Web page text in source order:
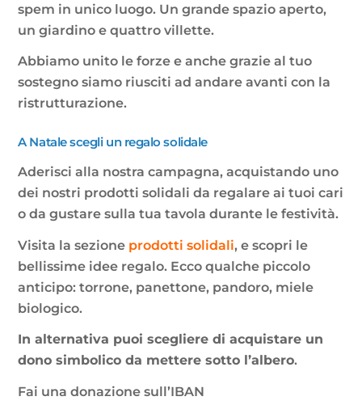
spem in unico luogo. Un grande spazio aperto,
un giardino e quattro villette.
Abbiamo unito le forze e anche grazie al tuo
sostegno siamo riusciti ad andare avanti con la
ristrutturazione.
A Natale scegli un regalo solidale
Aderisci alla nostra campagna, acquistando uno
dei nostri prodotti solidali da regalare ai tuoi cari
o da gustare sulla tua tavola durante le festività.
Visita la sezione prodotti solidali, e scopri le
bellissime idee regalo. Ecco qualche piccolo
anticipo: torrone, panettone, pandoro, miele
biologico.
In alternativa puoi scegliere di acquistare un
dono simbolico da mettere sotto l’albero.
Fai una donazione sull’IBAN